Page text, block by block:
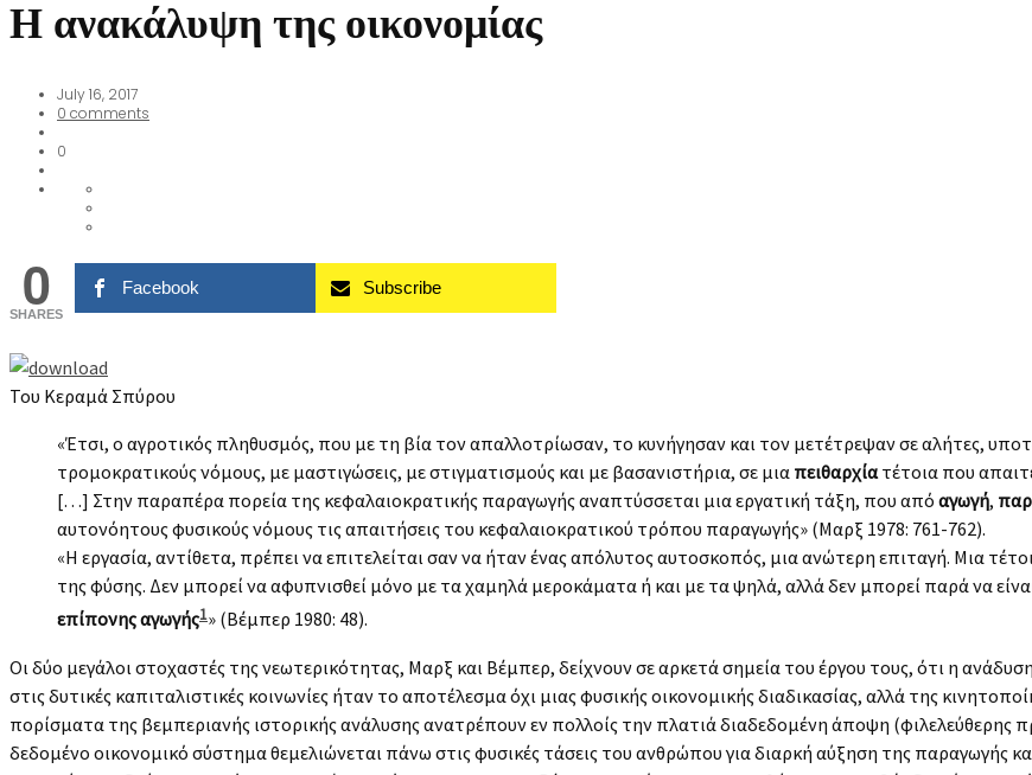
Η ανακάλυψη της οικονομίας
July 16, 2017
0 comments
0
0
SHARES
Facebook Subscribe
Του Κεραμά Σπύρου
«Έτσι, ο αγροτικός πληθυσμός, που με τη βία τον απαλλοτρίωσαν, το κυνήγησαν και τον μετέτρεψαν σε αλήτες,
τρομοκρατικούς νόμους, με μαστιγώσεις, με στιγματισμούς και με βασανιστήρια, σε μια πειθαρχίατέτοια που
[…] Στην παραπέρα πορεία της κεφαλαιοκρατικής παραγωγής αναπτύσσεται μια εργατική τάξη, που από αγωγή,
αυτονόητους φυσικούς νόμους τις απαιτήσεις του κεφαλαιοκρατικού τρόπου παραγωγής» (Μαρξ 1978: 761-762).
«Η εργασία, αντίθετα, πρέπει να επιτελείται σαν να ήταν ένας απόλυτος αυτοσκοπός, μια ανώτερη επιταγή. Μια
της φύσης. Δεν μπορεί να αφυπνισθεί μόνο με τα χαμηλά μεροκάματα ή και με τα ψηλά, αλλά δεν μπορεί παρά να
επίπονης αγωγής1» (Βέμπερ 1980: 48).
Οι δύο μεγάλοι στοχαστές της νεωτερικότητας, Μαρξ και Βέμπερ, δείχνουν σε αρκετά σημεία του έργου τους, ότι η
στις δυτικές καπιταλιστικές κοινωνίες ήταν το αποτέλεσμα όχι μιας φυσικής οικονομικής διαδικασίας, αλλά της
πορίσματα της βεμπεριανής ιστορικής ανάλυσης ανατρέπουν εν πολλοίς την πλατιά διαδεδομένη άποψη (φιλελεύθερης
δεδομένο οικονομικό σύστημα θεμελιώνεται πάνω στις φυσικές τάσεις του ανθρώπου για διαρκή αύξηση της παραγωγής